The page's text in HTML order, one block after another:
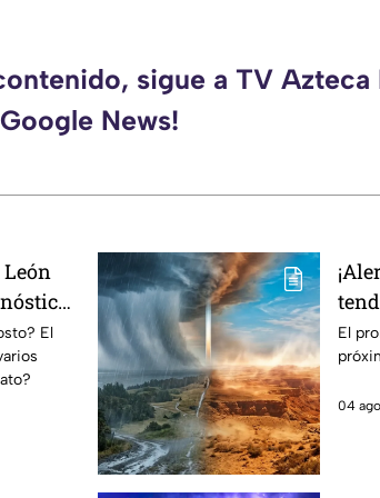
sigue a TV Azteca
Google News!
El
El
04